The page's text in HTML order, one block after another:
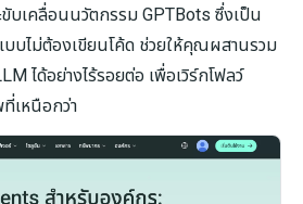
บเคลื่อนนวัตกรรม GPTBots ซึ่งเป็น
บไม่ต้องเขียนโค้ด ช่วยให้คุณผสานรวม
ได้อย่างไร้รอยต่อ เพื่อเวิร์กโฟลว์
เหนือกว่า